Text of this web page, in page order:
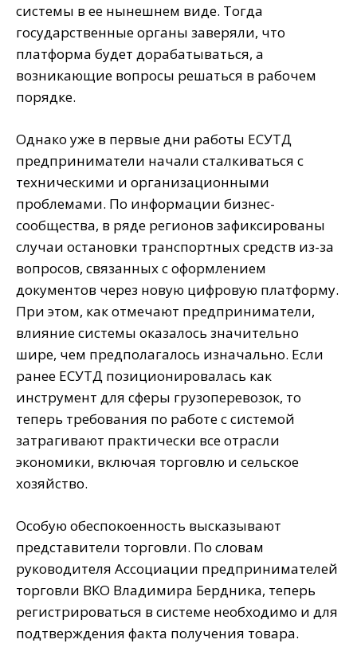
системы в ее нынешнем виде. Тогда
государственные органы заверяли, что
платформа будет дорабатываться, а
возникающие вопросы решаться в рабочем
порядке.
Однако уже в первые дни работы ЕСУТД
предприниматели начали сталкиваться с
техническими и организационными
проблемами. По информации бизнес-
сообщества, в ряде регионов зафиксированы
случаи остановки транспортных средств из-за
вопросов, связанных с оформлением
документов через новую цифровую платформу.
При этом, как отмечают предприниматели,
влияние системы оказалось значительно
шире, чем предполагалось изначально. Если
ранее ЕСУТД позиционировалась как
инструмент для сферы грузоперевозок, то
теперь требования по работе с системой
затрагивают практически все отрасли
экономики, включая торговлю и сельское
хозяйство.
Особую обеспокоенность высказывают
представители торговли. По словам
руководителя Ассоциации предпринимателей
торговли ВКО Владимира Бердника, теперь
регистрироваться в системе необходимо и для
подтверждения факта получения товара.